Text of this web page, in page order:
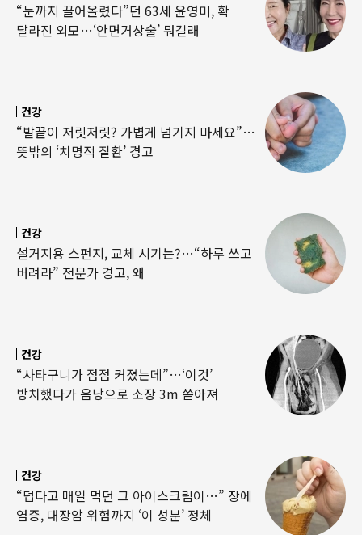
“눈까지 끌어올렸다”던 63세 윤영미, 확
달라진 외모…‘안면거상술’ 뭐길래
건강
“발끝이 저릿저릿? 가볍게 넘기지 마세요”…
뜻밖의 ‘치명적 질환’ 경고
건강
설거지용 스펀지, 교체 시기는?…“하루 쓰고
버려라” 전문가 경고, 왜
건강
“사타구니가 점점 커졌는데”…‘이것’
방치했다가 음낭으로 소장 3m 쏟아져
건강
“덥다고 매일 먹던 그 아이스크림이…” 장에
염증, 대장암 위험까지 ‘이 성분’ 정체